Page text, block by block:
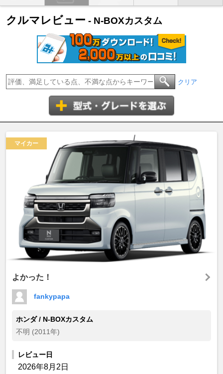
クルマレビュー - N-BOXカスタム
クリア
マイカー
よかった！
fankypapa
ホンダ / N-BOXカスタム
不明 (2011年)
レビュー日
2026年8月2日